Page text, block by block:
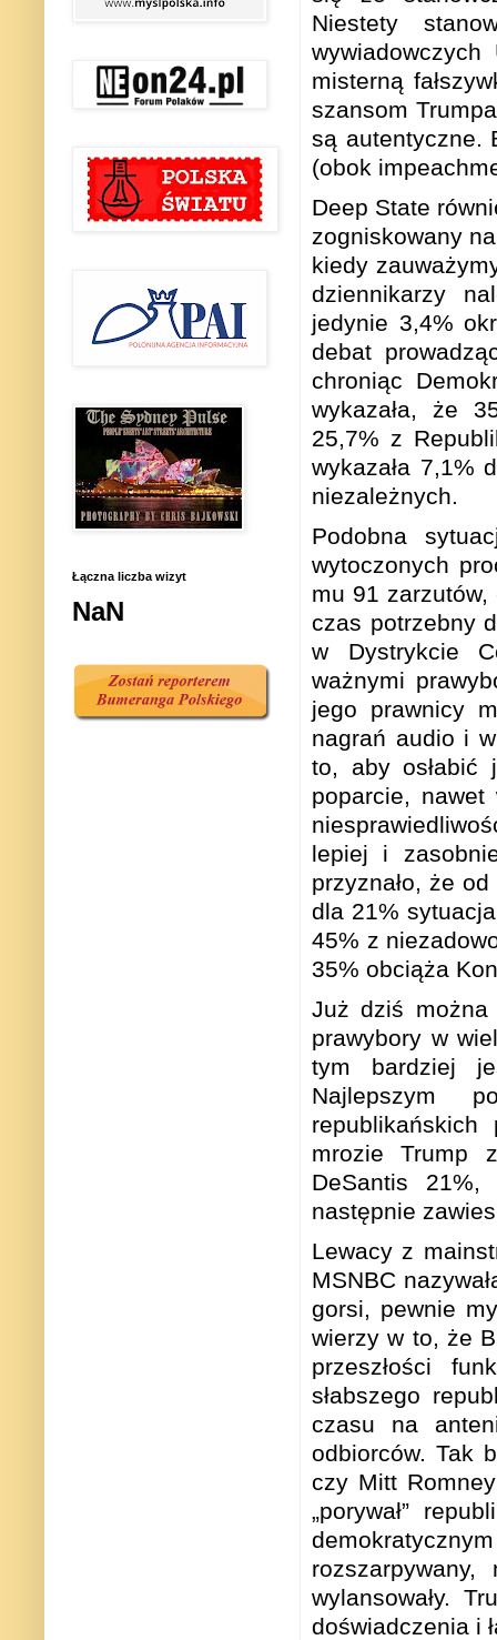
Niestety
misterną
szansom
są autentyczne.
(obok
Deep State
zogniskowany
kiedy
dziennikarzy
jedynie 3,4%
debat
chroniąc
wykazała, że
25,7% z
wykazała 7,1%
niezależnych.
Podobna
wytoczonych
mu 91
czas potrzebny
w Dystrykcie
ważnymi
jego prawnicy
nagrań audio i
to, aby osłabić
poparcie,
lepiej i
przyznało, że
dla 21%
45% z
35% obciąża
Już dziś można
prawybory w
tym bardziej
Najlepszym
mrozie Trump
DeSantis
następnie
Lewacy z
MSNBC
gorsi, pewnie
wierzy w to, że
przeszłości
słabszego
czasu na
odbiorców. Tak
czy Mitt
„porywał”
wylansowały.
doświadczenia i
Łączna liczba wizyt
NaN